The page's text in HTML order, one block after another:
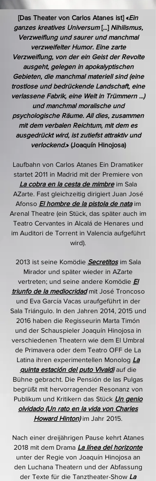
[Das Theater von Carlos Atanes ist]«Ein
ganzes kreatives Universum[...] Nihilismus,
Verzweiflung und saurer und manchmal
verzweifelter Humor. Eine zarte
Verzweiflung, von der ein Geist der Revolte
ausgeht, gelegen in apokalyptischen
Gebieten, die manchmal materiell sind (eine
trostlose und bedrückende Landschaft, eine
verlassene Fabrik, eine Welt in Trümmern ...)
und manchmal moralische und
psychologische Räume. All dies, zusammen
mit dem verbalen Reichtum, mit dem es
ausgedrückt wird, ist zutiefst attraktiv und
verlockend.»​(Joaquín Hinojosa)
Laufbahn von Carlos Atanes Ein Dramatiker
startet 2011 in Madrid mit der Premiere von
La cobra en la cesta de mimbreim Sala
AZarte. Fast gleichzeitig dirigiert Juan José
Afonso El hombre de la pistola de nataim
Arenal Theatre (ein Stück, das später auch im
Teatro Cervantes in Alcalá de Henares und
im Auditori de Torrent in Valencia aufgeführt
wird).
2013 ist seine Komödie Secretitosim Sala
Mirador und später wieder in AZarte
vertreten; und seine andere Komödie El
triunfo de la mediocridadmit José Troncoso
und Eva García Vacas uraufgeführt in der
Sala Triángulo. In den Jahren 2014, 2015 und
2016 haben die Regisseurin Marta Timón
und der Schauspieler Joaquín Hinojosa in
verschiedenen Theatern wie dem El Umbral
de Primavera oder dem Teatro OFF de La
Latina ihren experimentellen Monolog La
quinta estación del puto Vivaldiauf die
Bühne gebracht. Die Pensión de las Pulgas
begrüßt mit hervorragender Resonanz von
Publikum und Kritikern das Stück Un genio
olvidado (Un rato en la vida von Charles
Howard Hinton)im Jahr 2015.
Nach einer dreijährigen Pause kehrt Atanes
2018 mit dem Drama La línea del horizonte
unter der Regie von Joaquín Hinojosa an
den Luchana Theatern und der Abfassung
der Texte für die Tanztheater-Show La